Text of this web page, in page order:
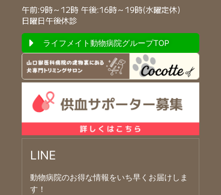
午前:9時～12時 午後:16時～19時(水曜定休)
日曜日午後休診
ライフメイト動物病院グループTOP
LINE
動物病院のお得な情報をいち早くお届けしま
す！